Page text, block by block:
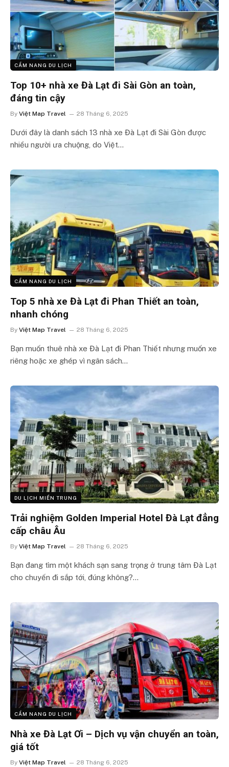
CẨM NANG DU LỊCH
Top 10+ nhà xe Đà Lạt đi Sài Gòn an toàn,
đáng tin cậy
By Việt Map Travel 28 Tháng 6, 2025
Dưới đây là danh sách 13 nhà xe Đà Lạt đi Sài Gòn được
nhiều người ưa chuộng, do Việt…
CẨM NANG DU LỊCH
Top 5 nhà xe Đà Lạt đi Phan Thiết an toàn,
nhanh chóng
By Việt Map Travel 28 Tháng 6, 2025
Bạn muốn thuê nhà xe Đà Lạt đi Phan Thiết nhưng muốn xe
riêng hoặc xe ghép vì ngân sách…
DU LỊCH MIỀN TRUNG
Trải nghiệm Golden Imperial Hotel Đà Lạt đẳng
cấp châu Âu
By Việt Map Travel 28 Tháng 6, 2025
Bạn đang tìm một khách sạn sang trọng ở trung tâm Đà Lạt
cho chuyến đi sắp tới, đúng không?…
CẨM NANG DU LỊCH
Nhà xe Đà Lạt Ơi – Dịch vụ vận chuyển an toàn,
giá tốt
By Việt Map Travel 28 Tháng 6, 2025